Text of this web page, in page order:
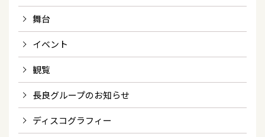
舞台
イベント
観覧
長良グループのお知らせ
ディスコグラフィー